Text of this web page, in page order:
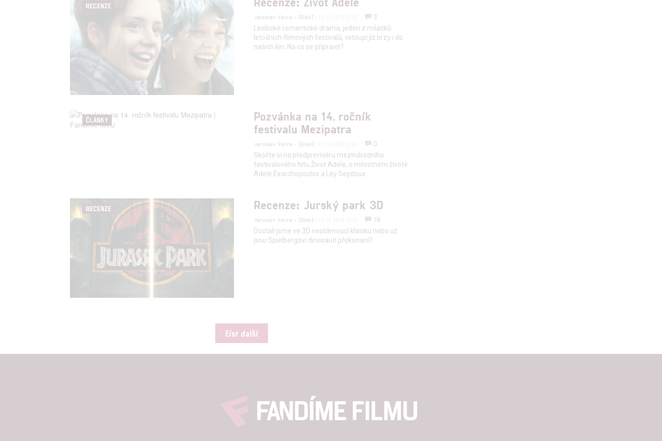
RECENZE
Jaroslav Vávra - (Disk)
3
Lesbické romantické drama, jeden z milačků
letošních filmových festivalů, vstoupí již brzy i do
našich kin. Na co se připravit?
ČLÁNKY
Pozvánka na 14. ročník
festivalu Mezipatra
Jaroslav Vávra - (Disk)
0
Skočte si na předpremiéru mezinárodního
festivalového hitu Život Adele, o milostném životě
Adele Exarchopoulos a Léy Seydoux.
RECENZE Recenze: Jurský park 3D
Jaroslav Vávra - (Disk)
19
Dostali jsme ve 3D nestárnoucí klasiku nebo už
jsou Spielbergovi dinosauři překonaní?
číst další
Udělením souhlasu s účely a funkcemi zde uvedenými dáváte nám i našim partnerům
možnost: Zajištění bezpečnosti, předcházení a zjišťování podvodů a odstraňování chyb,
Poskytování a zobrazování reklamy a obsahu